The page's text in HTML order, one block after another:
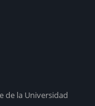
de la Universidad